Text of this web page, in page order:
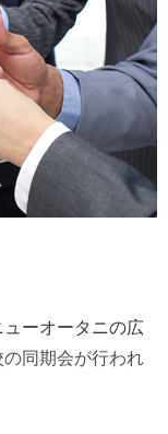
ーオータニの広
同期会が行われ